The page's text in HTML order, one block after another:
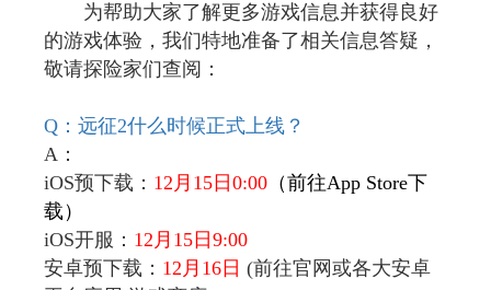
为帮助大家了解更多游戏信息并获得良好
的游戏体验，我们特地准备了相关信息答疑，
敬请探险家们查阅：
Q ：远征2什么时候正式上线？
A：
iOS预下载： 12 月15日0:00 （前往App Store下
载）
iOS开服： 12 月15日9:00
安卓预下载： 12 月16日 (前往官网或各大安卓